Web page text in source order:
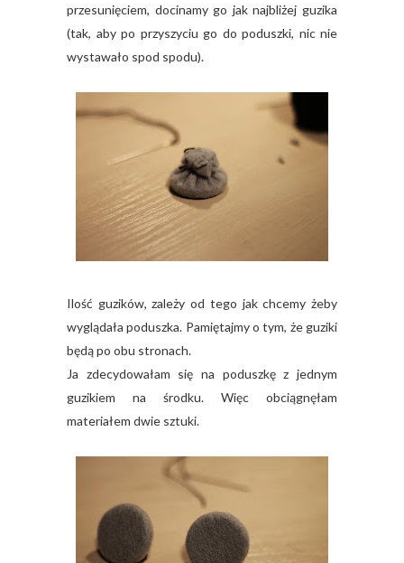
przesunięciem, docinamy go jak najbliżej guzika
(tak, aby po przyszyciu go do poduszki, nic nie
wystawało spod spodu).
Ilość guzików, zależy od tego jak chcemy żeby
wyglądała poduszka. Pamiętajmy o tym, że guziki
będą po obu stronach.
Ja zdecydowałam się na poduszkę z jednym
guzikiem na środku. Więc obciągnęłam
materiałem dwie sztuki.